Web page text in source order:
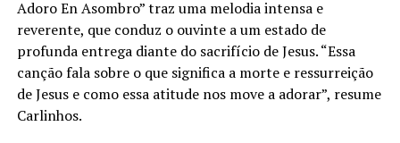
Adoro En Asombro” traz uma melodia intensa e
reverente, que conduz o ouvinte a um estado de
profunda entrega diante do sacrifício de Jesus. “Essa
canção fala sobre o que significa a morte e ressurreição
de Jesus e como essa atitude nos move a adorar”, resume
Carlinhos.